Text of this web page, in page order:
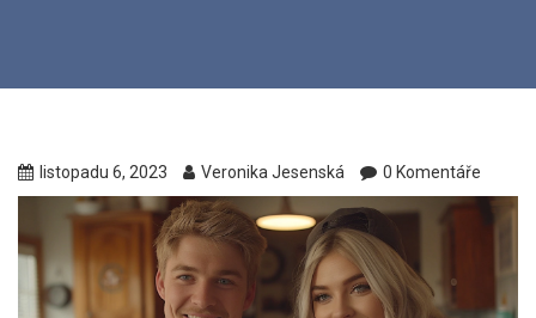
listopadu 6, 2023 Veronika Jesenská 0 Komentáře